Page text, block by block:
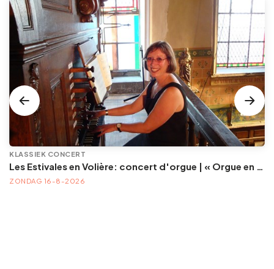
KLASSIEK CONCERT
Les Estivales en Volière: concert d'orgue | « Orgue en Volière » , les 3e dimanches du mois (été) audition d’orgue (accès libre)
ZONDAG 16-8-2026